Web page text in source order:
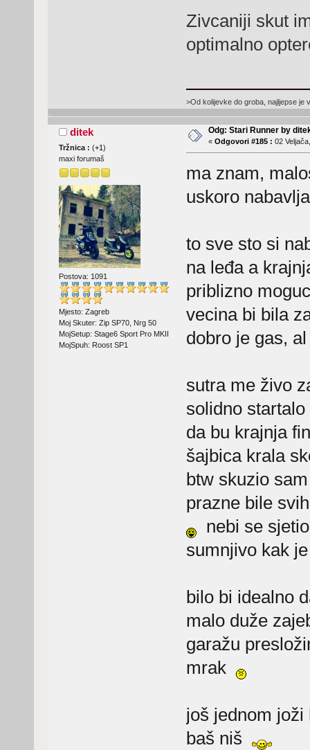
Zivcaniji skut
optimalno
>Od kolijevke do groba, najljepse je
ditek
Tržnica : (+1)
maxi forumaš
Postova: 1091
Mjesto: Zagreb
Moj Skuter: Zip SP70, Nrg 50
MojSetup: Stage6 Sport Pro MKII
MojSpuh: Roost SP1
Odg: Stari Runner by
« Odgovori #185 : 02
ma znam,
uskoro
to sve sto si
na leđa a
priblizno
vecina bi bila
dobro je gas,
sutra me živo
solidno
da bu krajnja
šajbica krala
btw skuzio
prazne bile
nebi se sjetio
sumnjivo kak
bilo bi idealno
malo duže
garažu
mrak
još jednom joži
baš niš